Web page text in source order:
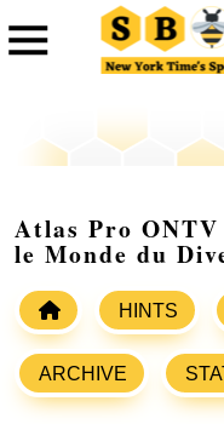
Atlas Pro
le Monde du
HINTS
ARCHIVE